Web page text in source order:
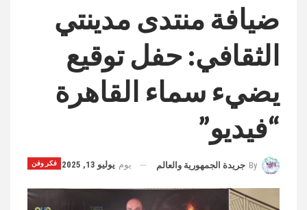
ضيافة منتدى مدينتي
الثقافي: حفل توقيع
يضيء سماء القاهرة
“فيديو”
فكر وفن By جريدة الجمهورية والعالم يوم يوليو 13, 2025